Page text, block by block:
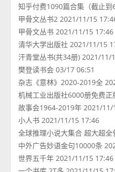
知乎付费1090篇合集（截止
甲骨文丛书2 2021/11/15
甲骨文丛书 2021/11/15 17:46
清华大学出版社 2021/11/15
汗青堂丛书(共34册) 2021/11/
樊登读书会 03/17 06:51
杂志《意林》2020-2019全
机械工业出版社6000册免费
故事会1964-2019年 2021/
小人书 2021/11/15 17:46
全球推理小说大集合 超大超
中外广告妙语金句10000条
世界五千年 2021/11/15 17:46